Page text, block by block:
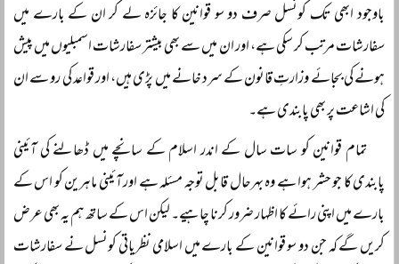
باوجود ابھی تک کونسل صرف دو سو قوانین کا جائزہ لے کر ان کے بارے میں
سفارشات مرتب کر سکی ہے، اور ان میں سے بھی بیشتر سفارشات اسمبلیوں میں پیش
ہونے کی بجائے وزارتِ قانون کے سرد خانے میں پڑی ہیں، اور قواعد کی رو سے ان
کی اشاعت پر بھی پابندی ہے۔
تمام قوانین کو سات سال کے اندر اسلام کے سانچے میں ڈھالنے کی آئینی
پابندی کا جو حشر ہوا ہے وہ بہرحال قابل توجہ مسئلہ ہے اور آئینی ماہرین کو اس کے
بارے میں اپنی رائے کا اظہار ضرور کرنا چاہیے۔ لیکن اس کے ساتھ ہم یہ بھی عرض
کریں گے کہ جن دو سو قوانین کے بارے میں اسلامی نظریاتی کونسل نے سفارشات